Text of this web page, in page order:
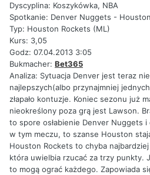
Dyscyplina: Koszykówka, NBA
Spotkanie: Denver Nuggets -
Typ: Houston Rockets (ML)
Kurs: 3,05
Godz: 07.04.2013 3:05
Bukmacher: Bet365
Analiza: Sytuacja Denver jest teraz
najlepszych(albo przynajmniej
złapało kontuzje. Koniec sezonu już
nieokreślony poza grą jest Lawson.
to spore osłabienie Denver Nuggets
w tym meczu, to szanse Houston
Houston Rockets to chyba
która uwielbia rzucać za trzy punkty.
to mogą ograć każdego. Zapowiada